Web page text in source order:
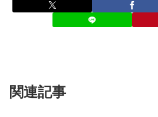
関連記事